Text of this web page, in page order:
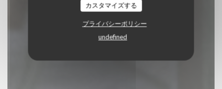
カスタマイズする
プライバシーポリシー
undefined
BORDEAUX